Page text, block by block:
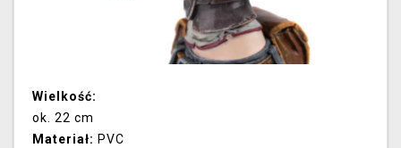
Wielkość:
ok. 22 cm
Materiał: PVC